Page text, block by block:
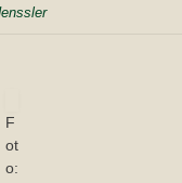
F
ot
o: